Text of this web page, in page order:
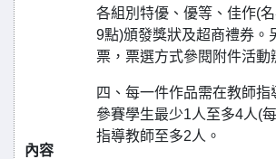
內容
各組別特優、優等、佳作(
9點)頒發獎狀及超商禮券。
票，票選方式參閱附件活動
四、每一件作品需在教師指
參賽學生最少1人至多4人(
指導教師至多2人。